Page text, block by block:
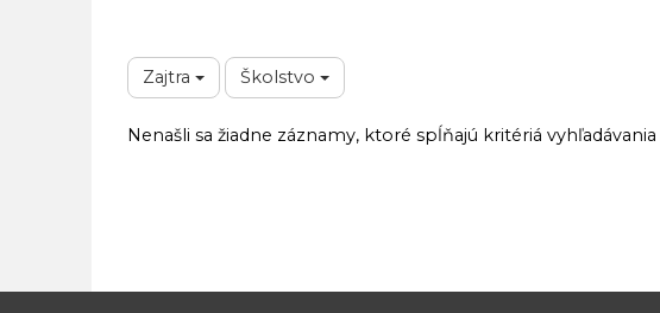
Zajtra Školstvo
Nenašli sa žiadne záznamy, ktoré spĺňajú kritériá vyhľadávania